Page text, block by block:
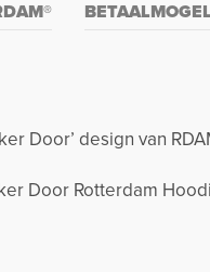
Door’ design van
Door Rotterdam